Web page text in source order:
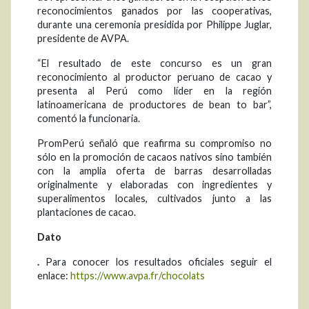
reconocimientos ganados por las cooperativas,
durante una ceremonia presidida por Philippe Juglar,
presidente de AVPA.
“El resultado de este concurso es un gran
reconocimiento al productor peruano de cacao y
presenta al Perú como líder en la región
latinoamericana de productores de bean to bar”,
comentó la funcionaria.
PromPerú señaló que reafirma su compromiso no
sólo en la promoción de cacaos nativos sino también
con la amplia oferta de barras desarrolladas
originalmente y elaboradas con ingredientes y
superalimentos locales, cultivados junto a las
plantaciones de cacao.
Dato
. Para conocer los resultados oficiales seguir el
enlace: https://www.avpa.fr/chocolats